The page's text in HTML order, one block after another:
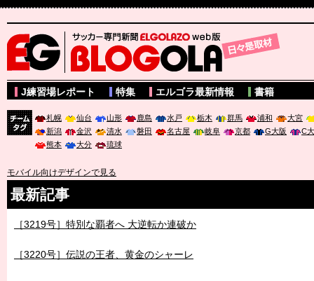
サッカー専門新聞ELGOLAZO web版 BLOGOLA
J練習場レポート 特集 エルゴラ最新情報 書籍
札幌 仙台 山形 鹿島 水戸 栃木 群馬 浦和
大宮
新潟
金沢 清水 磐田 名古屋 岐阜 京都 G大阪
C
熊本
大分 琉球
モバイル向けデザインで見る
最新記事
［3219号］特別な覇者へ 大逆転か連破か
［3220号］伝説の王者、黄金のシャーレ